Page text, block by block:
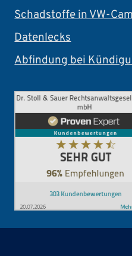
Schadstoffe in VW-
Datenlecks
Abfindung bei